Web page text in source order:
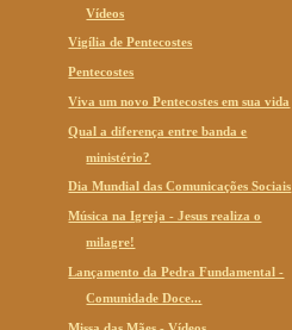
Vídeos
Vigília de Pentecostes
Pentecostes
Viva um novo Pentecostes em sua vida
Qual a diferença entre banda e
ministério?
Dia Mundial das Comunicações Sociais
Música na Igreja - Jesus realiza o
milagre!
Lançamento da Pedra Fundamental -
Comunidade Doce...
Missa das Mães - Vídeos